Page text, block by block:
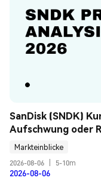
SanDisk (SNDK)
Aufschwung oder
Markteinblicke
2026-08-06
5-10m
2026-08-06